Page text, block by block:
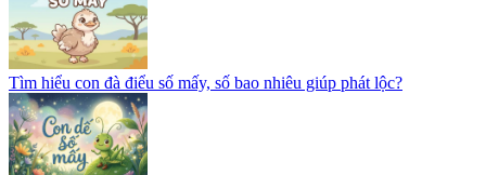
Tìm hiểu con đà điểu số mấy, số bao nhiêu giúp phát lộc?